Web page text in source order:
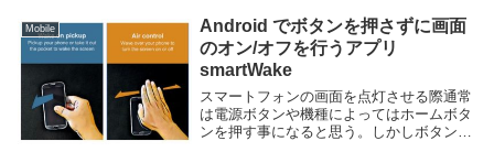
Mobile
Android でボタンを押さずに画面
のオン/オフを行うアプリ
smartWake
スマートフォンの画面を点灯させる際通常
は電源ボタンや機種によってはホームボタ
ンを押す事になると思う。しかしボタンの